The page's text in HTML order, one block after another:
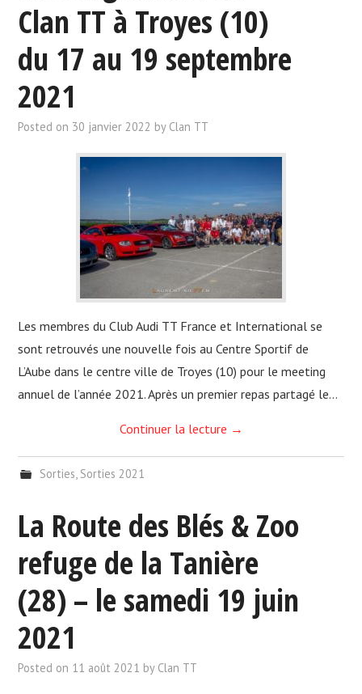
Clan TT à Troyes (10)
du 17 au 19 septembre
2021
Posted on 30 janvier 2022 by Clan TT
Les membres du Club Audi TT France et International se
sont retrouvés une nouvelle fois au Centre Sportif de
L’Aube dans le centre ville de Troyes (10) pour le meeting
annuel de l’année 2021. Après un premier repas partagé le…
Continuer la lecture →
Sorties, Sorties 2021
La Route des Blés & Zoo
refuge de la Tanière
(28) – le samedi 19 juin
2021
Posted on 11 août 2021 by Clan TT